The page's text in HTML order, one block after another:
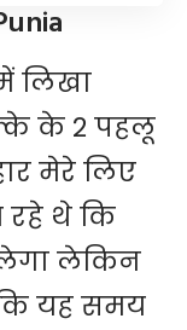
लिखा
के 2 पहलू
मेरे लिए
रहे थे कि
लेकिन
यह समय